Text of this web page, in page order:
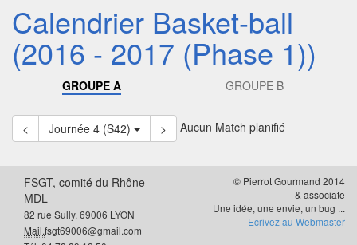
Calendrier Basket-ball
(2016 - 2017 (Phase 1))
GROUPE A GROUPE B
< Journée 4 (S42) > Aucun Match planifié
FSGT, comité du Rhône -
MDL
82 rue Sully, 69006 LYON
Mail.fsgt69006@gmail.com
© Pierrot Gourmand 2014
& associate
Une idée, une envie, un bug ...
Ecrivez au Webmaster